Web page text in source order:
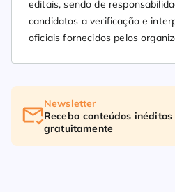
editais, sendo de
candidatos a verificação e
oficiais fornecidos pelos
Newsletter
Receba conteúdos
gratuitamente